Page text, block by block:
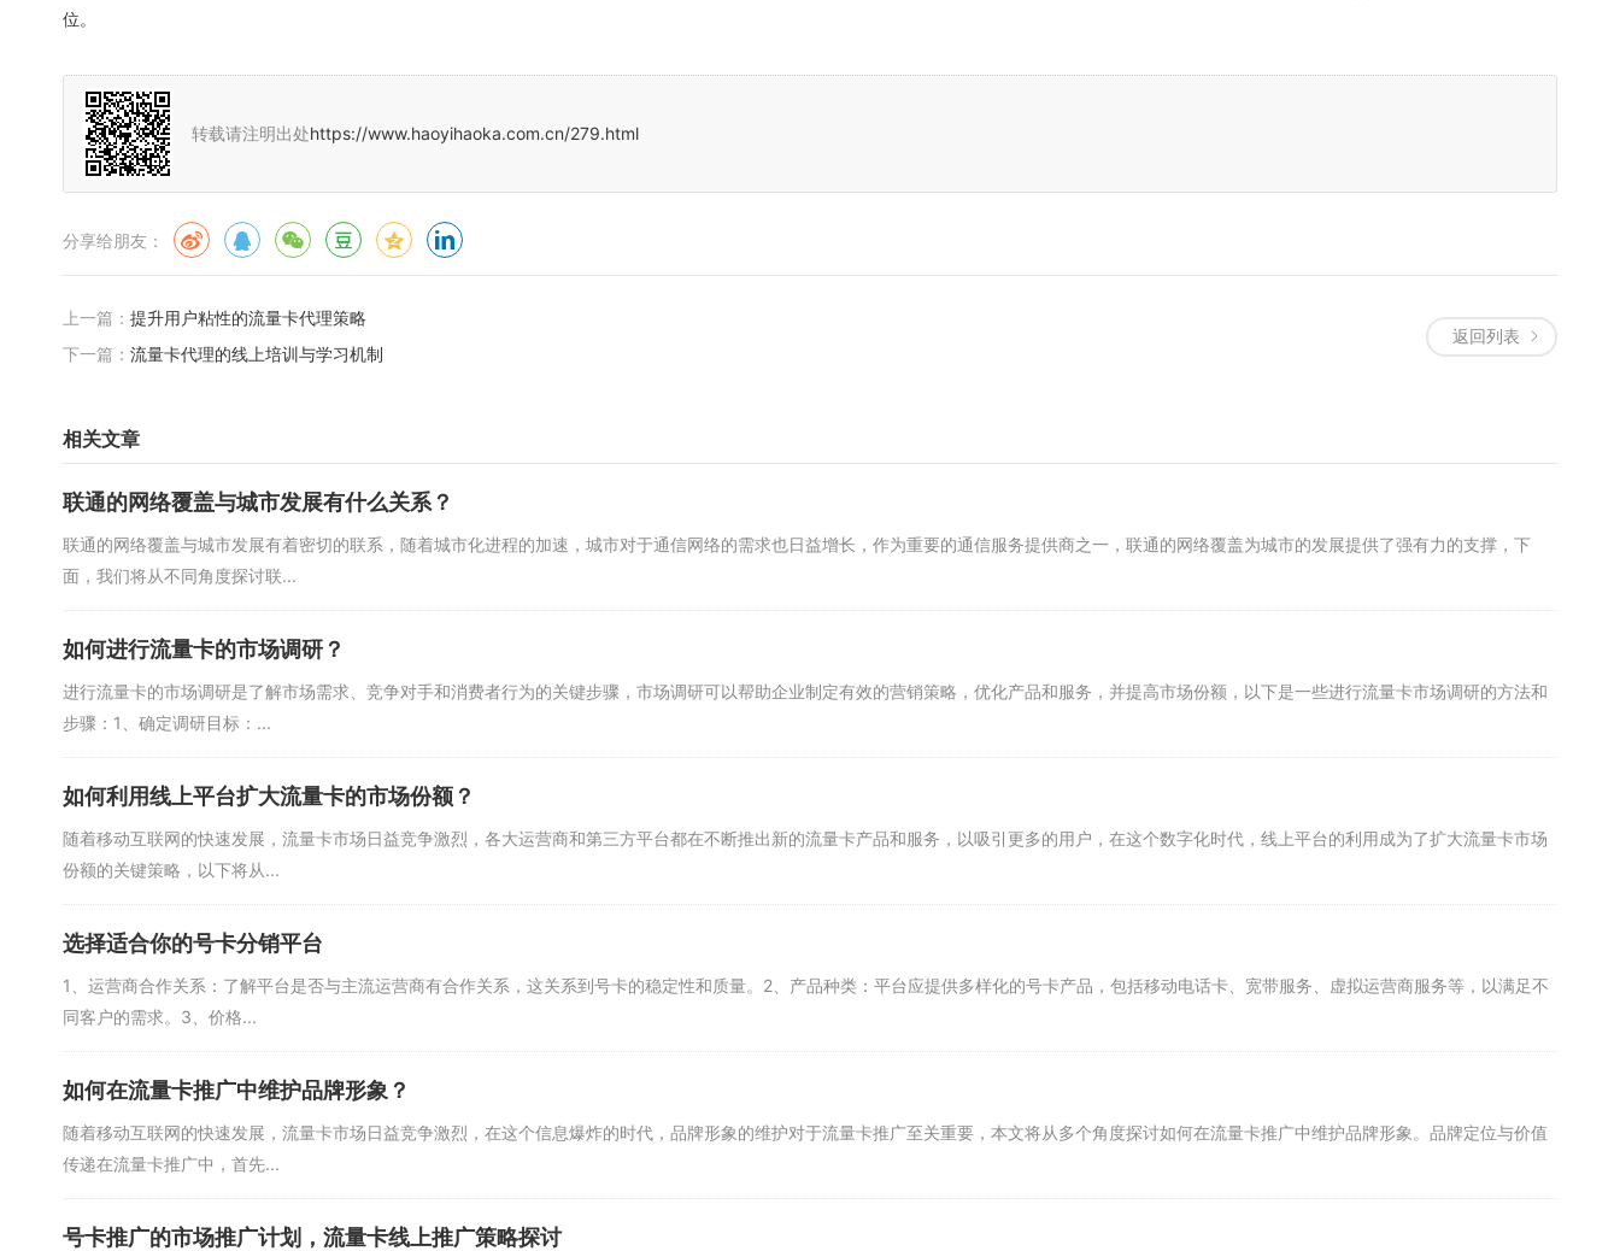
位。
转载请注明出处https://www.haoyihaoka.com.cn/279.html
分享给朋友：
返回列表
上一篇： 提升用户粘性的流量卡代理策略
下一篇： 流量卡代理的线上培训与学习机制
相关文章
联通的网络覆盖与城市发展有什么关系？
联通的网络覆盖与城市发展有着密切的联系，随着城市化进程的加速，城市对于通信网络的需求也日益增长，作为重要的通信服务提供商之一，联通的网络覆盖为城市的发展提供了强有力的支撑，下
面，我们将从不同角度探讨联...
如何进行流量卡的市场调研？
进行流量卡的市场调研是了解市场需求、竞争对手和消费者行为的关键步骤，市场调研可以帮助企业制定有效的营销策略，优化产品和服务，并提高市场份额，以下是一些进行流量卡市场调研的方法和
步骤：1、确定调研目标：...
如何利用线上平台扩大流量卡的市场份额？
随着移动互联网的快速发展，流量卡市场日益竞争激烈，各大运营商和第三方平台都在不断推出新的流量卡产品和服务，以吸引更多的用户，在这个数字化时代，线上平台的利用成为了扩大流量卡市场
份额的关键策略，以下将从...
选择适合你的号卡分销平台
1、运营商合作关系：了解平台是否与主流运营商有合作关系，这关系到号卡的稳定性和质量。2、产品种类：平台应提供多样化的号卡产品，包括移动电话卡、宽带服务、虚拟运营商服务等，以满足不
同客户的需求。3、价格...
如何在流量卡推广中维护品牌形象？
随着移动互联网的快速发展，流量卡市场日益竞争激烈，在这个信息爆炸的时代，品牌形象的维护对于流量卡推广至关重要，本文将从多个角度探讨如何在流量卡推广中维护品牌形象。品牌定位与价值
传递在流量卡推广中，首先...
号卡推广的市场推广计划，流量卡线上推广策略探讨